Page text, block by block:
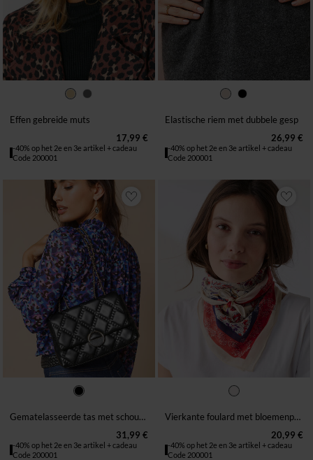
T UNIQU
Effen gebreide muts
17,99 €
-40% op het 2e en 3e artikel + cadeau
Code 200001
36 TOT 42 44 TOT 50
Elastische riem met dubbele gesp
26,99 €
-40% op het 2e en 3e artikel + cadeau
Code 200001
TU
Gematelasseerde tas met schouderriem en ketting
31,99 €
-40% op het 2e en 3e artikel + cadeau
Code 200001
1M
Vierkante foulard met bloemenprint
20,99 €
-40% op het 2e en 3e artikel + cadeau
Code 200001